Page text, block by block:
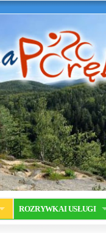
ROZRYWKA I USŁUGI